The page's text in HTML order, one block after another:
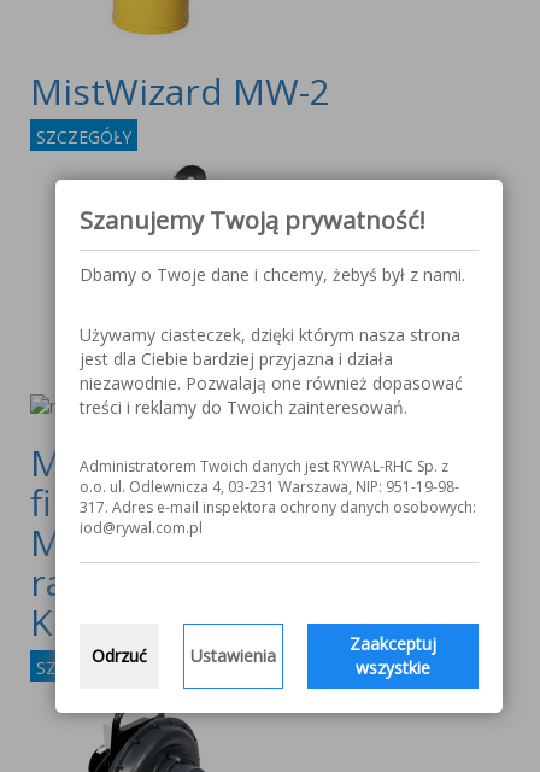
MistWizard MW-2
SZCZEGÓŁY
Mobilne urządzenie
filtrowentylacyjne
MobilePro 400V z
ramieniem odciągowym
KUA 160/3S
SZCZEGÓŁY
Szanujemy Twoją prywatność!
Dbamy o Twoje dane i chcemy, żebyś był z nami.
Używamy ciasteczek, dzięki którym nasza strona
jest dla Ciebie bardziej przyjazna i działa
niezawodnie. Pozwalają one również dopasować
treści i reklamy do Twoich zainteresowań.
Administratorem Twoich danych jest RYWAL-RHC Sp. z
o.o. ul. Odlewnicza 4, 03-231 Warszawa, NIP: 951-19-98-
317. Adres e-mail inspektora ochrony danych osobowych:
iod@rywal.com.pl
Odrzuć Ustawienia
Zaakceptuj
wszystkie